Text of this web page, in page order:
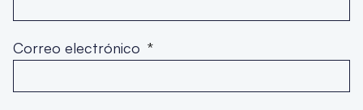
Correo electrónico